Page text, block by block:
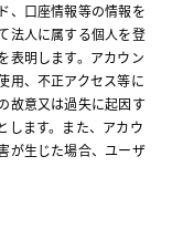
、口座情報等の情報を
法人に属する個人を登
表明します。アカウン
用、不正アクセス等に
故意又は過失に起因す
します。また、アカウ
が生じた場合、ユーザ